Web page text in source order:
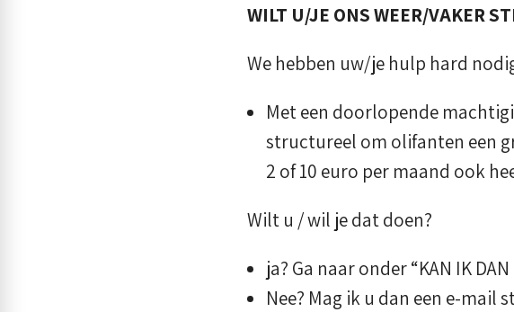
WILT U/JE ONS WEER/VAKER
We hebben uw/je hulp hard
Met een doorlopende
structureel om olifanten een
2 of 10 euro per maand ook
Wilt u / wil je dat doen?
ja? Ga naar onder “KAN IK DAN
Nee? Mag ik u dan een e-mail